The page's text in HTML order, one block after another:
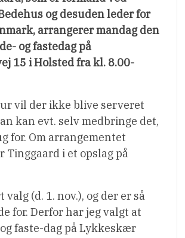
og desuden leder for
arrangerer mandag den
og fastedag på
15 i Holsted fra kl. 8.00-
vil der ikke blive serveret
kan evt. selv medbringe det,
for. Om arrangementet
Tinggaard i et opslag på
valg (d. 1. nov.), og der er så
for. Derfor har jeg valgt at
faste-dag på Lykkeskær